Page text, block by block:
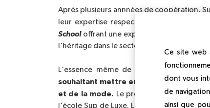
Après plusieurs annnées de coopération,
leur expertise respective en créant le
School offrant une expérience immersive
l'héritage dans le secteur de la mode.
L'essence même de cette collaboration
souhaitant mettre en œuvre des
et de la mode. Le programme débutera
l'école Sup de Luxe. Les étudiants
Ce site web
dont vous
de
ainsi que